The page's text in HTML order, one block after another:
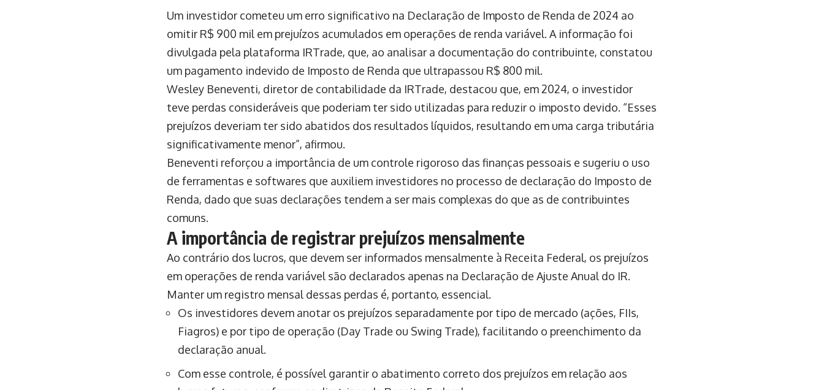
Um investidor cometeu um erro significativo na Declaração de Imposto de Renda de 2024 ao
omitir R$ 900 mil em prejuízos acumulados em operações de renda variável. A informação foi
divulgada pela plataforma IRTrade, que, ao analisar a documentação do contribuinte, constatou
um pagamento indevido de Imposto de Renda que ultrapassou R$ 800 mil.
Wesley Beneventi, diretor de contabilidade da IRTrade, destacou que, em 2024, o investidor
teve perdas consideráveis que poderiam ter sido utilizadas para reduzir o imposto devido. “Esses
prejuízos deveriam ter sido abatidos dos resultados líquidos, resultando em uma carga tributária
significativamente menor”, afirmou.
Beneventi reforçou a importância de um controle rigoroso das finanças pessoais e sugeriu o uso
de ferramentas e softwares que auxiliem investidores no processo de declaração do Imposto de
Renda, dado que suas declarações tendem a ser mais complexas do que as de contribuintes
comuns.
A importância de registrar prejuízos mensalmente
Ao contrário dos lucros, que devem ser informados mensalmente à Receita Federal, os prejuízos
em operações de renda variável são declarados apenas na Declaração de Ajuste Anual do IR.
Manter um registro mensal dessas perdas é, portanto, essencial.
Os investidores devem anotar os prejuízos separadamente por tipo de mercado (ações, FIIs,
Fiagros) e por tipo de operação (Day Trade ou Swing Trade), facilitando o preenchimento da
declaração anual.
Com esse controle, é possível garantir o abatimento correto dos prejuízos em relação aos